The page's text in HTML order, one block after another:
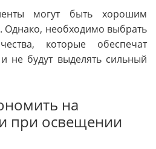
могут быть хорошим
Однако, необходимо выбрать
которые обеспечат
не будут выделять сильный
на
при освещении